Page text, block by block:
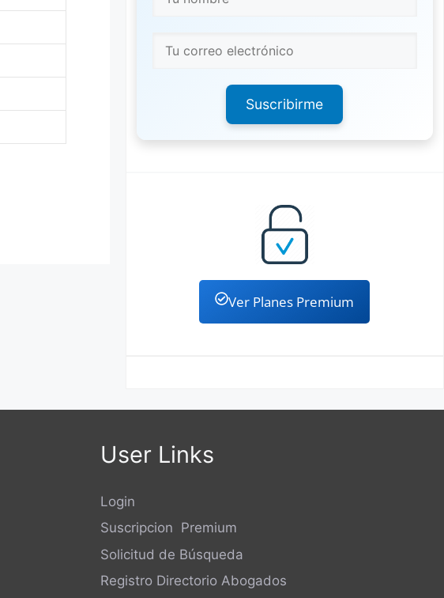
Suscribirme
Ver Planes Premium
User Links
Login
Suscripcion Premium
Solicitud de Búsqueda
Registro Directorio Abogados